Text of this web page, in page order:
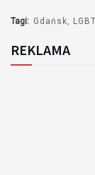
Tagi: Gdańsk
REKLAMA